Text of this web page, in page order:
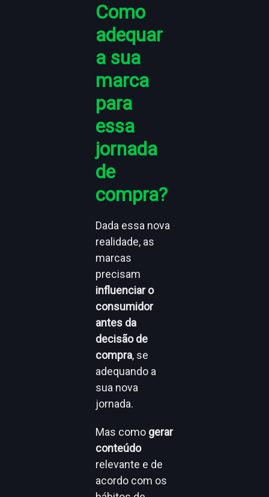
Como
adequar
a sua
marca
para
essa
jornada
de
compra?
Dada essa nova
realidade, as
marcas
precisam
influenciar o
consumidor
antes da
decisão de
compra, se
adequando a
sua nova
jornada.
Mas como gerar
conteúdo
relevante e de
acordo com os